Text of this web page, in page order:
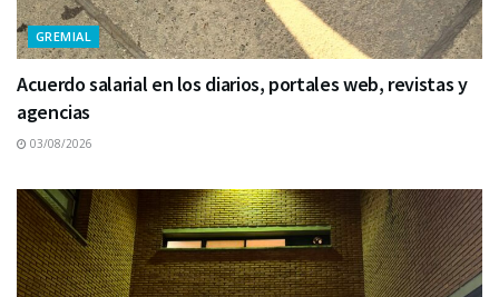
GREMIAL
Acuerdo salarial en los diarios, portales web, revistas y
agencias
03/08/2026